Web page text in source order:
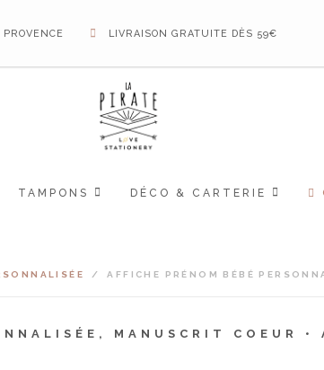
LIVRAISON GRATUITE DÈS 59€
TAMPONS DÉCO & CARTERIE
/ AFFICHE PRÉNOM BÉBÉ
MANUSCRIT COEUR •